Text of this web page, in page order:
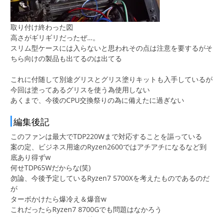
取り付け終わった図
高さがギリギリだったぜ…。
スリム型ケースには入らないと思われその点は注意を要するがそ
ちら向けの製品も出てるのは出てる
これに付随して別途グリスとグリス塗りキットも入手しているが
今回は塗ってあるグリスを使う為使用しない
あくまで、今後のCPU交換祭りの為に備えたに過ぎない
編集後記
このファンは最大でTDP220Wまで対応することを謳っている
案の定、ビジネス用途のRyzen2600ではアチアチになるなど到
底あり得ずw
何せTDP65Wだからな(笑)
勿論、今後予定しているRyzen7 5700Xを考えたものであるのだ
が
ターボかけたら爆冷え＆爆音w
これだったらRyzen7 8700Gでも問題はなかろう